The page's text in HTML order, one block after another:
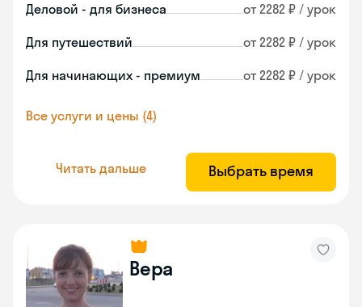
Деловой - для бизнеса от 2282 ₽ / урок
Для путешествий от 2282 ₽ / урок
Для начинающих - премиум от 2282 ₽ / урок
Все услуги и цены (4)
Читать дальше Выбрать время
Вера